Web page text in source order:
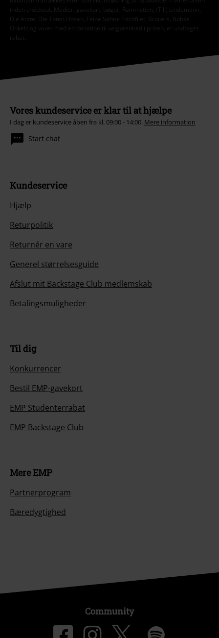
inden checkout. Medier, gavekort, bøger, Rammstein, (Till) Lindemann,
Die Ärzte, Die Toten Hosen, Feine Sahne Fischfilet, Broilers, Böhse
Onkelz og varer med en donation til velgørenhed i prisen, er undtaget
rabat.
Vores kundeservice er klar til at hjælpe
I dag er kundeservice åben fra kl. 09:00 - 14:00. Mere information
Start chat
Kundeservice
Hjælp
Returpolitik
Returnér en vare
Generel størrelsesguide
Afslut mit Backstage Club medlemskab
Betalingsmuligheder
Til dig
Konkurrencer
Bestil EMP-gavekort
EMP Studenterrabat
EMP Backstage Club
Mere EMP
Partnerprogram
Bæredygtighed
Community